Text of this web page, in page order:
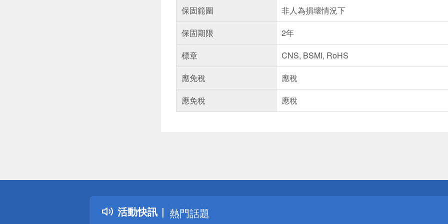
保固範圍
非人為損壞情況下
保固期限
2年
標章
CNS, BSMI, RoHS
應免稅
應稅
應免稅
應稅
活動快訊
詐騙網頁！請小心！
得獎公告
熱門話題